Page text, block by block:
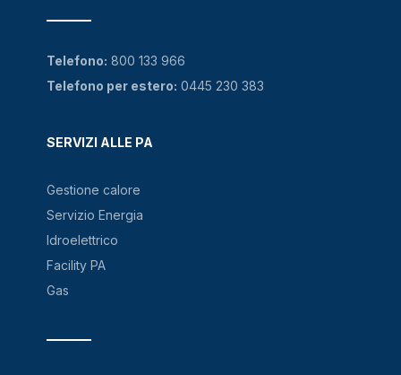
SERVIZI ALLE PA
Gestione calore
Servizio Energia
Idroelettrico
Facility PA
Gas
Telefono: 800 133 966
Telefono per estero: 0445 230 383